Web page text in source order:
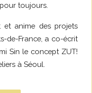
toujours.
et anime des projets
de-France, a co-écrit
Sin le concept ZUT!
à Séoul.